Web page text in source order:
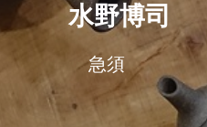
水野博司
急須